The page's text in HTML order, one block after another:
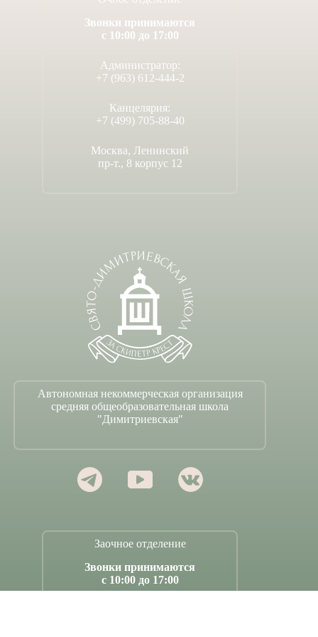
Звонки принимаются
с 10:00 до 17:00
Администратор:
+7 (963) 612-444-2
Канцелярия:
+7 (499) 705-88-40
Москва, Ленинский
пр-т., 8 корпус 12
Автономная некоммерческая организация
средняя общеобразовательная школа
"Димитриевская"
Заочное отделение
Звонки принимаются
с 10:00 до 17:00